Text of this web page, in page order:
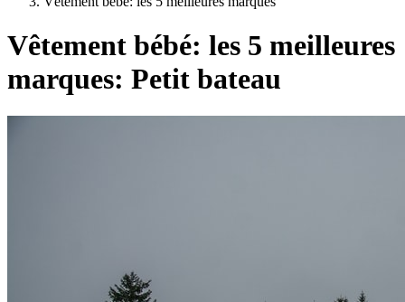
Vêtement bébé: les 5 meilleures
marques: Petit bateau